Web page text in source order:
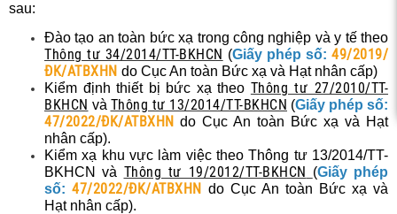
xạ,
sau:
Đào tạo an toàn bức xạ trong công nghiệp và y tế theo
Thông tư 34/2014/TT-BKHCN (Giấy phép số:49/2019/
ĐK/ATBXHN do Cục An toàn Bức xạ và Hạt nhân cấp)
Kiểm định thiết bị bức xạ theo Thông tư 27/2010/TT-
BKHCN và Thông tư 13/2014/TT-BKHCN (Giấy phép số:
47/2022/ĐK/ATBXHN do Cục An toàn Bức xạ và Hạt
nhân cấp).
Kiểm xạ khu vực làm việc theo Thông tư 13/2014/TT-
BKHCN và Thông tư 19/2012/TT-BKHCN (Giấy phép
số:47/2022/ĐK/ATBXHN do Cục An toàn Bức xạ và
Hạt nhân cấp).